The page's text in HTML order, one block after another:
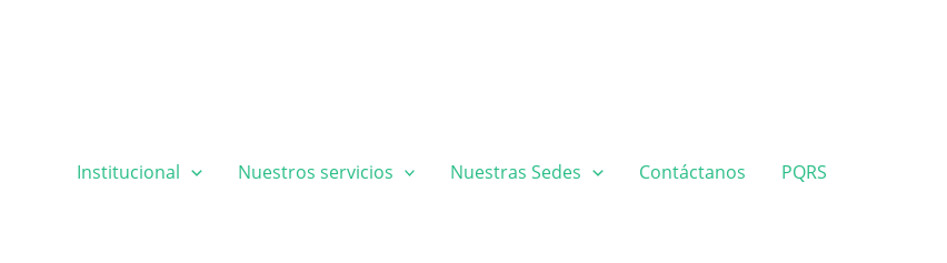
Institucional Nuestros servicios Nuestras Sedes Contáctanos PQRS